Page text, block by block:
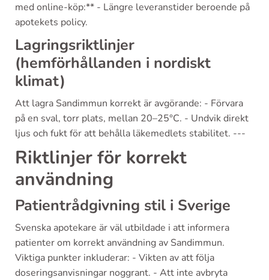
med online-köp:** - Längre leveranstider beroende på
apotekets policy.
Lagringsriktlinjer
(hemförhållanden i nordiskt
klimat)
Att lagra Sandimmun korrekt är avgörande: - Förvara
på en sval, torr plats, mellan 20–25°C. - Undvik direkt
ljus och fukt för att behålla läkemedlets stabilitet. ---
Riktlinjer för korrekt
användning
Patientrådgivning stil i Sverige
Svenska apotekare är väl utbildade i att informera
patienter om korrekt användning av Sandimmun.
Viktiga punkter inkluderar: - Vikten av att följa
doseringsanvisningar noggrant. - Att inte avbryta